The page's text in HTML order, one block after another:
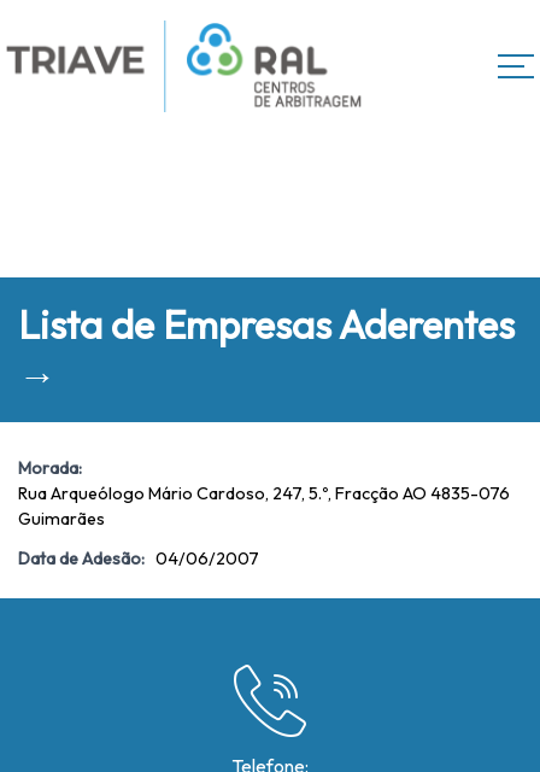
Lista de Empresas Aderentes
→
Morada:
Rua Arqueólogo Mário Cardoso, 247, 5.º, Fracção AO 4835-076
Guimarães
Data de Adesão: 04/06/2007
Telefone: